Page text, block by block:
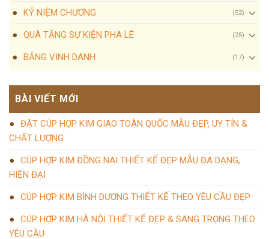
KỶ NIỆM CHƯƠNG (52)
QUÀ TẶNG SỰ KIỆN PHA LÊ (25)
BẢNG VINH DANH (17)
BÀI VIẾT MỚI
ĐẶT CÚP HỢP KIM GIAO TOÀN QUỐC MẪU ĐẸP, UY TÍN &
CHẤT LƯỢNG
CÚP HỢP KIM ĐỒNG NAI THIẾT KẾ ĐẸP MẪU ĐA DẠNG,
HIỆN ĐẠI
CÚP HỢP KIM BÌNH DƯƠNG THIẾT KẾ THEO YÊU CẦU ĐẸP
CÚP HỢP KIM HÀ NỘI THIẾT KẾ ĐẸP & SANG TRỌNG THEO
YÊU CẦU